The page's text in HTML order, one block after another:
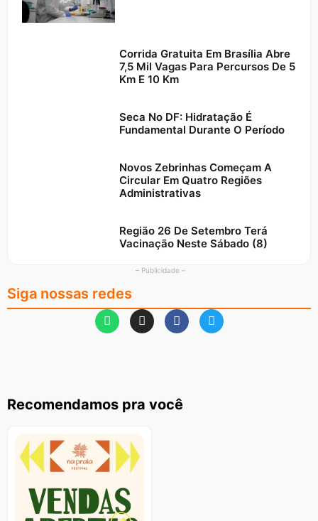
Corrida Gratuita Em Brasília Abre
7,5 Mil Vagas Para Percursos De 5
Km E 10 Km
Seca No DF: Hidratação É
Fundamental Durante O Período
Novos Zebrinhas Começam A
Circular Em Quatro Regiões
Administrativas
Região 26 De Setembro Terá
Vacinação Neste Sábado (8)
– Publicidade –
Siga nossas redes
Recomendamos pra você